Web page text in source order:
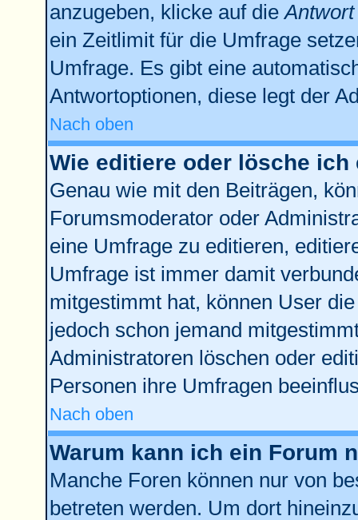
anzugeben, klicke auf die
ein Zeitlimit für die Umfrage
Umfrage. Es gibt eine
Antwortoptionen, diese legt der
Nach oben
Wie editiere oder lösche ich
Genau wie mit den Beiträgen,
Forumsmoderator oder
eine Umfrage zu editieren,
Umfrage ist immer damit
mitgestimmt hat, können User
jedoch schon jemand
Administratoren löschen oder
Personen ihre Umfragen
Nach oben
Warum kann ich ein Forum
Manche Foren können nur von
betreten werden. Um dort